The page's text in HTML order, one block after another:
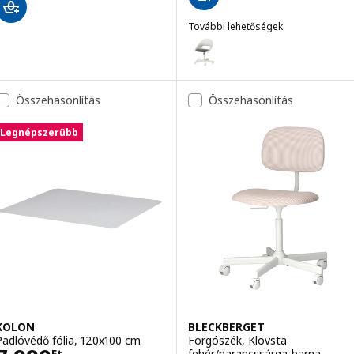
További lehetőségek
LOBERGET / MALSKÄR
Lehetőség: LOBERGET /
Lehetőség: LOBERGET /
Összehasonlítás
Legnépszerűbb
fólia, 120x100 cm
Összehasonlítás
BLECKBERGET
Forgószék, Klovsta